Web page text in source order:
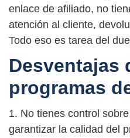
enlace de afiliado, no
atención al cliente,
Todo eso es tarea del
Desventajas
programas
1. No tienes control
garantizar la calidad del